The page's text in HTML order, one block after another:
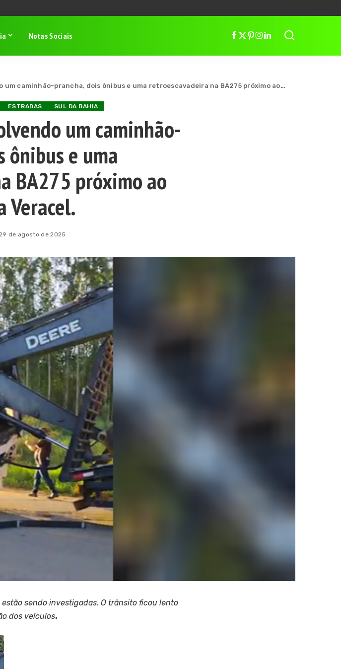
Notas Sociais
prancha, dois ônibus e uma retroescavadeira na BA275 próximo ao trevo da Veracel.
ESTRADAS SUL DA BAHIA
um caminhão-
ônibus e uma
BA275 próximo ao
Veracel.
de agosto de 2025
sendo investigadas. O trânsito ficou lento
dos veículos.